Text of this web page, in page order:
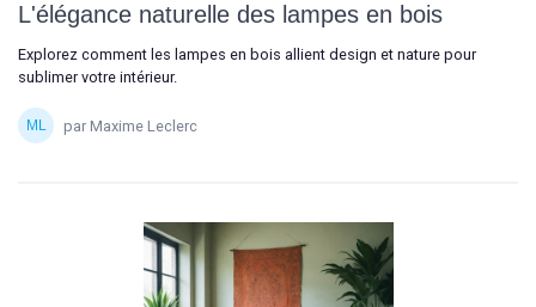
L'élégance naturelle des lampes en bois
Explorez comment les lampes en bois allient design et nature pour
sublimer votre intérieur.
par Maxime Leclerc